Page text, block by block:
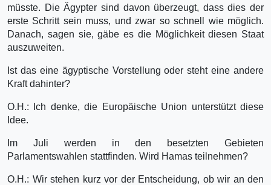
müsste. Die Ägypter sind davon überzeugt, dass dies der
erste Schritt sein muss, und zwar so schnell wie möglich.
Danach, sagen sie, gäbe es die Möglichkeit diesen Staat
auszuweiten.
Ist das eine ägyptische Vorstellung oder steht eine andere
Kraft dahinter?
O.H.: Ich denke, die Europäische Union unterstützt diese
Idee.
Im Juli werden in den besetzten Gebieten
Parlamentswahlen stattfinden. Wird Hamas teilnehmen?
O.H.: Wir stehen kurz vor der Entscheidung, ob wir an den